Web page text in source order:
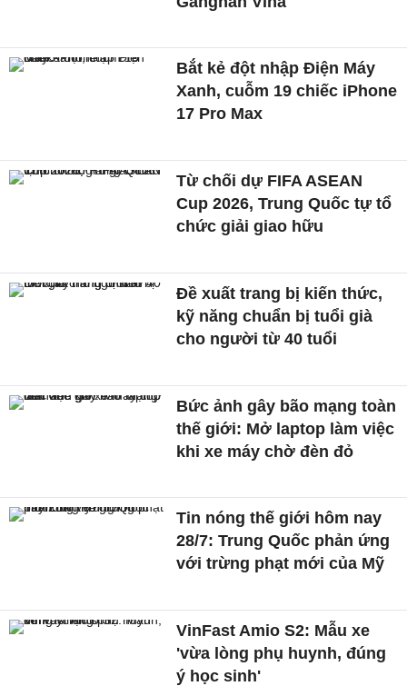
Bắt kẻ đột nhập Điện Máy
Xanh, cuỗm 19 chiếc iPhone
17 Pro Max
Từ chối dự FIFA ASEAN
Cup 2026, Trung Quốc tự tổ
chức giải giao hữu
Đề xuất trang bị kiến thức,
kỹ năng chuẩn bị tuổi già
cho người từ 40 tuổi
Bức ảnh gây bão mạng toàn
thế giới: Mở laptop làm việc
khi xe máy chờ đèn đỏ
Tin nóng thế giới hôm nay
28/7: Trung Quốc phản ứng
với trừng phạt mới của Mỹ
VinFast Amio S2: Mẫu xe
'vừa lòng phụ huynh, đúng
ý học sinh'